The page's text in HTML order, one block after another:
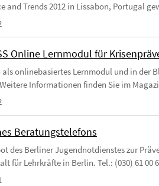
and Trends 2012 in Lissabon, Portugal
Online Lernmodul für
als onlinebasiertes Lernmodul und in der
Informationen finden Sie im
Beratungstelefons
des Berliner Jugendnotdienstes zur
für Lehrkräfte in Berlin. Tel.: (030) 61 00